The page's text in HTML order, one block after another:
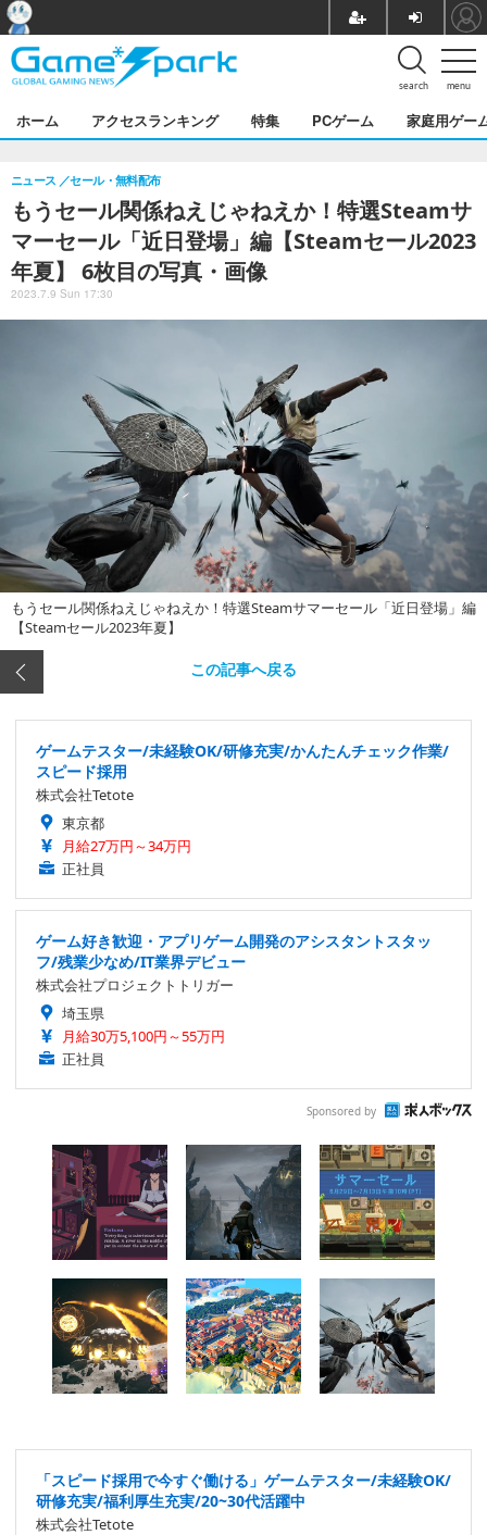
menu
search
ホーム アクセスランキング 特集 PCゲーム 家庭用ゲー
もうセール関係ねえじゃねえか！特選Steamサ
マーセール「近日登場」編【Steamセール2023
年夏】 6枚目の写真・画像
ニュース セール・無料配布
2023.7.9 Sun 17:30
もうセール関係ねえじゃねえか！特選Steamサマーセール「近日登場」編
【Steamセール2023年夏】
この記事へ戻る
ゲームテスター/未経験OK/研修充実/かんたんチェック作業/
スピード採用
株式会社Tetote
東京都
月給27万円～34万円
正社員
ゲーム好き歓迎・アプリゲーム開発のアシスタントスタッ
フ/残業少なめ/IT業界デビュー
株式会社プロジェクトトリガー
埼玉県
月給30万5,100円～55万円
正社員
Sponsored by
「スピード採用で今すぐ働ける」ゲームテスター/未経験OK/
研修充実/福利厚生充実/20~30代活躍中
株式会社Tetote